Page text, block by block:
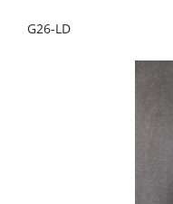
G26-LD